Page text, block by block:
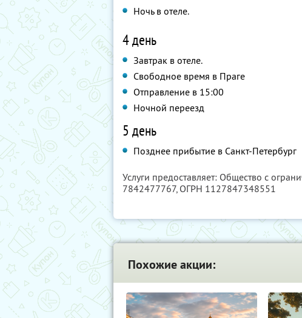
Ночь в отеле.
4 день
Завтрак в отеле.
Свободное время в Праге
Отправление в 15:00
Ночной переезд
5 день
Позднее прибытие в Санкт-Петербург
Услуги предоставляет: Общество с
7842477767, ОГРН 1127847348551
Похожие акции: